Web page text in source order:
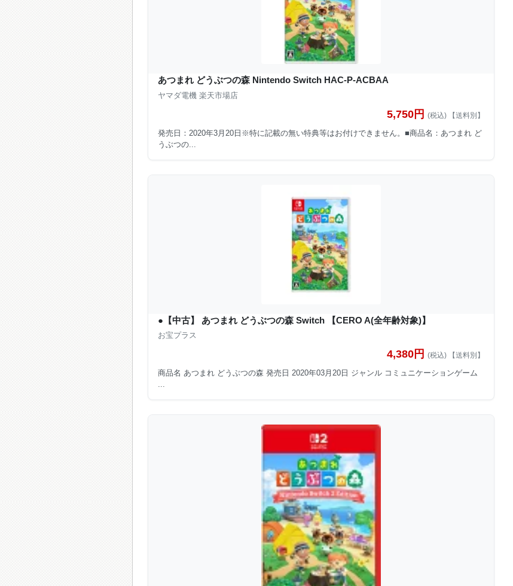
あつまれ どうぶつの森 Nintendo Switch HAC-P-ACBAA
ヤマダ電機 楽天市場店
5,750円(税込) 【送料別】
発売日：2020年3月20日※特に記載の無い特典等はお付けできません。■商品名：あつまれ ど
うぶつの...
●【中古】 あつまれ どうぶつの森 Switch 【CERO A(全年齢対象)】
お宝プラス
4,380円(税込) 【送料別】
商品名 あつまれ どうぶつの森 発売日 2020年03月20日 ジャンル コミュニケーションゲーム
...